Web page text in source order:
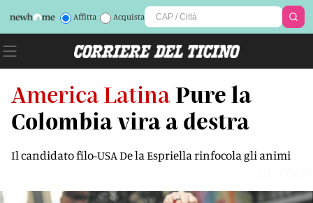
Affitta Acquista
America Latina Pure la
Colombia vira a destra
Il candidato filo-USA De la Espriella rinfocola gli animi